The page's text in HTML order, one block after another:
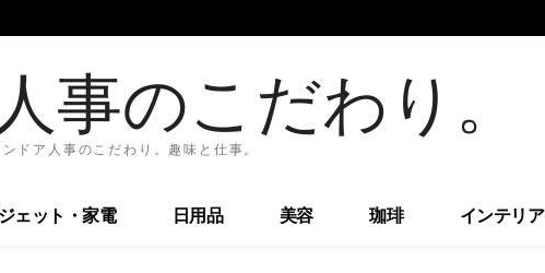
事のこだわり。
ンドア人事のこだわり。趣味と仕事。
ェット・家電 日用品 美容 珈琲 インテリア